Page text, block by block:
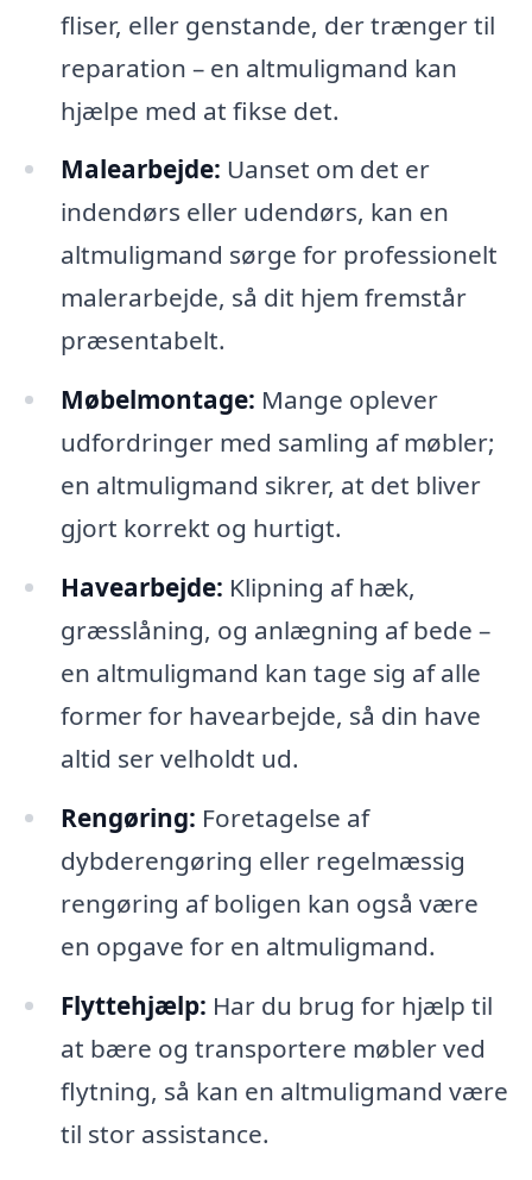
fliser, eller genstande, der trænger til
reparation – en altmuligmand kan
hjælpe med at fikse det.
Malearbejde: Uanset om det er
indendørs eller udendørs, kan en
altmuligmand sørge for professionelt
malerarbejde, så dit hjem fremstår
præsentabelt.
Møbelmontage: Mange oplever
udfordringer med samling af møbler;
en altmuligmand sikrer, at det bliver
gjort korrekt og hurtigt.
Havearbejde: Klipning af hæk,
græsslåning, og anlægning af bede –
en altmuligmand kan tage sig af alle
former for havearbejde, så din have
altid ser velholdt ud.
Rengøring: Foretagelse af
dybderengøring eller regelmæssig
rengøring af boligen kan også være
en opgave for en altmuligmand.
Flyttehjælp: Har du brug for hjælp til
at bære og transportere møbler ved
flytning, så kan en altmuligmand være
til stor assistance.